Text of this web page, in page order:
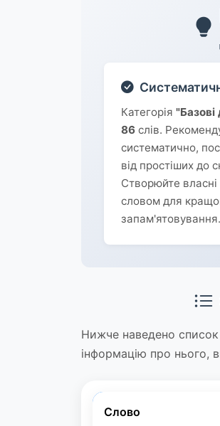
Категорія "Базові
86 слів.
систематично,
від простіших до
Створюйте
словом для
запам'ятовування.
Нижче наведено список
інформацію про нього,
Слово